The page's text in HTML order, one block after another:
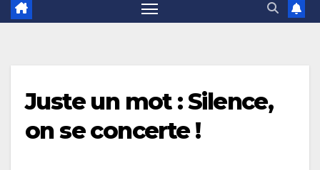
Juste un mot : Silence,
on se concerte !